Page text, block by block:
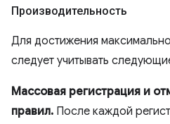
Производительность
Для достижения
следует учитывать
Массовая регистрация и
правил. После каждой